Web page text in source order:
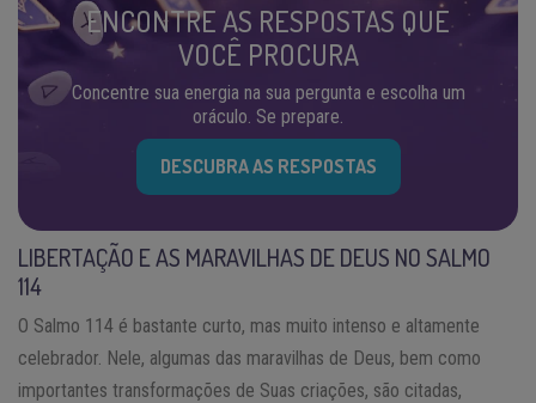
ENCONTRE AS RESPOSTAS QUE
VOCÊ PROCURA
Concentre sua energia na sua pergunta e escolha um
oráculo. Se prepare.
DESCUBRA AS RESPOSTAS
LIBERTAÇÃO E AS MARAVILHAS DE DEUS NO SALMO
114
O Salmo 114 é bastante curto, mas muito intenso e altamente
celebrador. Nele, algumas das maravilhas de Deus, bem como
importantes transformações de Suas criações, são citadas,